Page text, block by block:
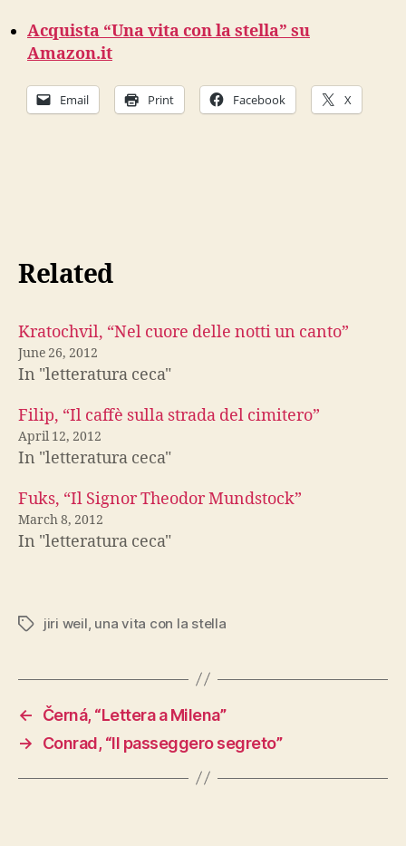
Acquista “Una vita con la stella” su
Amazon.it
Email Print Facebook X
Related
Kratochvil, “Nel cuore delle notti un canto”
June 26, 2012
In "letteratura ceca"
Filip, “Il caffè sulla strada del cimitero”
April 12, 2012
In "letteratura ceca"
Fuks, “Il Signor Theodor Mundstock”
March 8, 2012
In "letteratura ceca"
Tagsjiri weil una vita con la stella
←
Černá, “Lettera a Milena”
→
Conrad, “Il passeggero segreto”